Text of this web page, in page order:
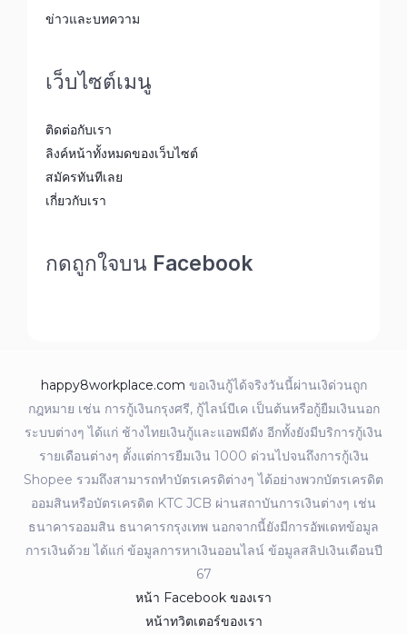
ข่าวและบทความ
เว็บไซต์เมนู
ติดต่อกับเรา
ลิงค์หน้าทั้งหมดของเว็บไซต์
สมัครทันทีเลย
เกี่ยวกับเรา
กดถูกใจบน Facebook
happy8workplace.com ขอเงินกู้ได้จริงวันนี้ผ่านเงิด่วนถูก
กฎหมาย เช่น การกู้เงินกรุงศรี, กู้ไลน์บีเค เป็นต้นหรือกู้ยืมเงินนอก
ระบบต่างๆ ได้แก่ ช้างไทยเงินกู้และแอพมีตัง อีกทั้งยังมีบริการกู้เงิน
รายเดือนต่างๆ ตั้งแต่การยืมเงิน 1000 ด่วนไปจนถึงการกู้เงิน
Shopee รวมถึงสามารถทำบัตรเครดิต่างๆ ได้อย่างพวกบัตรเครดิต
ออมสินหรือบัตรเครดิต KTC JCB ผ่านสถาบันการเงินต่างๆ เช่น
ธนาคารออมสิน ธนาคารกรุงเทพ นอกจากนี้ยังมีการอัพเดทข้อมูล
การเงินด้วย ได้แก่ ข้อมูลการหาเงินออนไลน์ ข้อมูลสลิปเงินเดือนปี
67
หน้า Facebook ของเรา
หน้าทวิตเตอร์ของเรา